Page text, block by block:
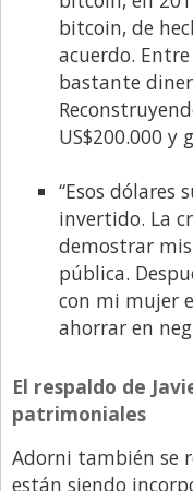
bitcoin, de
acuerdo.
bastante
US$200.000 y
“Esos dólares
invertido. La
demostrar
pública.
con mi mujer
ahorrar en
El respaldo de
patrimoniales
Adorni también se
están siendo